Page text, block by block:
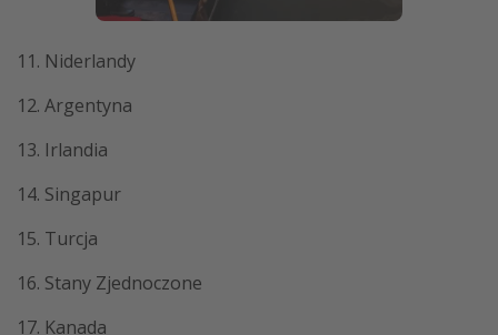
11. Niderlandy
12. Argentyna
13. Irlandia
14. Singapur
15. Turcja
16. Stany Zjednoczone
17. Kanada